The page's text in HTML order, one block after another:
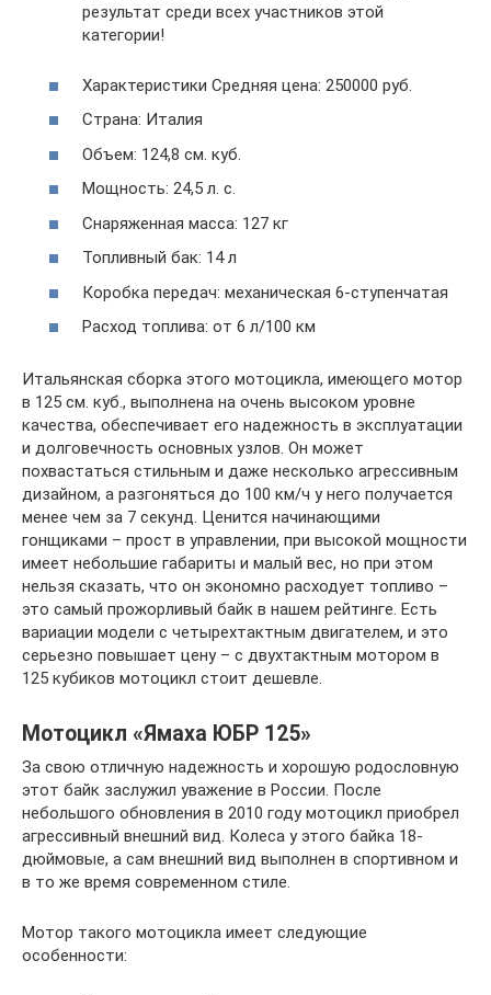
результат среди всех участников этой
категории!
Характеристики Средняя цена: 250000 руб.
Страна: Италия
Объем: 124,8 см. куб.
Мощность: 24,5 л. с.
Снаряженная масса: 127 кг
Топливный бак: 14 л
Коробка передач: механическая 6-ступенчатая
Расход топлива: от 6 л/100 км
Итальянская сборка этого мотоцикла, имеющего мотор
в 125 см. куб., выполнена на очень высоком уровне
качества, обеспечивает его надежность в эксплуатации
и долговечность основных узлов. Он может
похвастаться стильным и даже несколько агрессивным
дизайном, а разгоняться до 100 км/ч у него получается
менее чем за 7 секунд. Ценится начинающими
гонщиками – прост в управлении, при высокой мощности
имеет небольшие габариты и малый вес, но при этом
нельзя сказать, что он экономно расходует топливо –
это самый прожорливый байк в нашем рейтинге. Есть
вариации модели с четырехтактным двигателем, и это
серьезно повышает цену – с двухтактным мотором в
125 кубиков мотоцикл стоит дешевле.
Мотоцикл «Ямаха ЮБР 125»
За свою отличную надежность и хорошую родословную
этот байк заслужил уважение в России. После
небольшого обновления в 2010 году мотоцикл приобрел
агрессивный внешний вид. Колеса у этого байка 18-
дюймовые, а сам внешний вид выполнен в спортивном и
в то же время современном стиле.
Мотор такого мотоцикла имеет следующие
особенности: